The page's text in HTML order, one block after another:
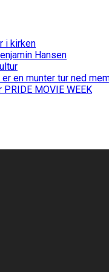
i kirken
Hansen
en munter tur ned
MOVIE WEEK